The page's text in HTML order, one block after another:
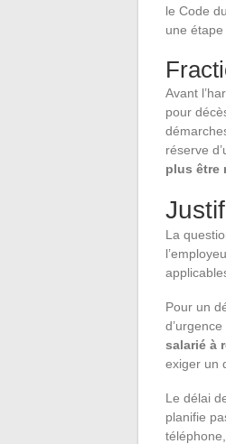
le Code
une étape
Avant
pour
réserve
plus être
La
Pour un
salarié à
exiger un
Le délai
planifie